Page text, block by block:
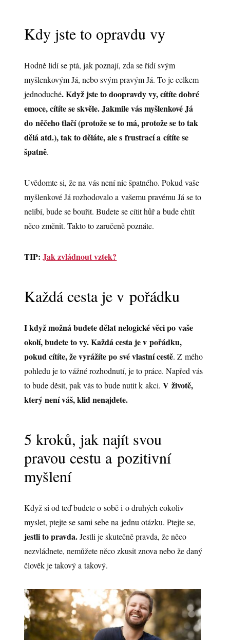
Kdy jste to opravdu vy
Hodně lidí se ptá, jak poznají, zda se řídí svým
myšlenkovým Já, nebo svým pravým Já. To je celkem
jednoduché. Když jste to doopravdy vy, cítíte dobré
emoce, cítíte se skvěle. Jakmile vás myšlenkové Já
do něčeho tlačí (protože se to má, protože se to tak
dělá atd.), tak to děláte, ale s frustrací a cítíte se
špatně.
Uvědomte si, že na vás není nic špatného. Pokud vaše
myšlenkové Já rozhodovalo a vašemu pravému Já se to
nelíbí, bude se bouřit. Budete se cítit hůř a bude chtít
něco změnit. Takto to zaručeně poznáte.
TIP:Jak zvládnout vztek?
Každá cesta je v pořádku
I když možná budete dělat nelogické věci po vaše
okolí, budete to vy. Každá cesta je v pořádku,
pokud cítíte, že vyrážíte po své vlastní cestě. Z mého
pohledu je to vážné rozhodnutí, je to práce. Napřed vás
to bude děsit, pak vás to bude nutit k akci. V životě,
který není váš, klid nenajdete.
5 kroků, jak najít svou
pravou cestu a pozitivní
myšlení
Když si od teď budete o sobě i o druhých cokoliv
myslet, ptejte se sami sebe na jednu otázku. Ptejte se,
jestli to pravda.Jestli je skutečně pravda, že něco
nezvládnete, nemůžete něco zkusit znova nebo že daný
člověk je takový a takový.